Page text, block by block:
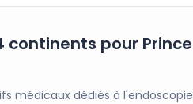
continents pour Prince
médicaux dédiés à l'endoscopie